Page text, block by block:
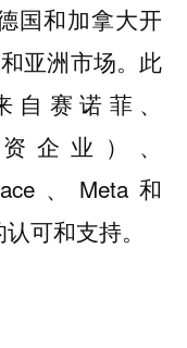
国和加拿大开
亚洲市场。此
自赛诺菲、
企业）、
、Meta和
可和支持。